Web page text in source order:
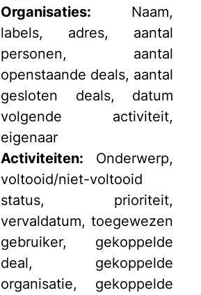
Organisaties: Naam,
labels, adres, aantal
personen, aantal
openstaande deals, aantal
gesloten deals, datum
volgende activiteit,
eigenaar
Activiteiten: Onderwerp,
voltooid/niet-voltooid
status, prioriteit,
vervaldatum, toegewezen
gebruiker, gekoppelde
deal, gekoppelde
organisatie, gekoppelde